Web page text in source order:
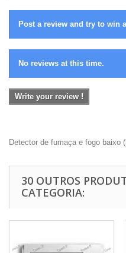
Post a review and try to win
No reviews at this time.
Write your review !
Detector de fumaça e fogo baixo (
30 OUTROS
CATEGORIA: